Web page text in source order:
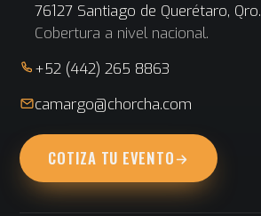
76127 Santiago de Querétaro, Qro.
Cobertura a nivel nacional.
+52 (442) 265 8863
camargo@chorcha.com
COTIZA TU EVENTO